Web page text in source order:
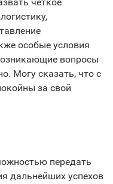
особые условия
вопросы
Могу сказать, что с
за свой
передать
дальнейших успехов